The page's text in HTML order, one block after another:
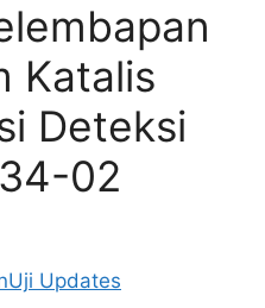
Katalis
Deteksi
02
Updates